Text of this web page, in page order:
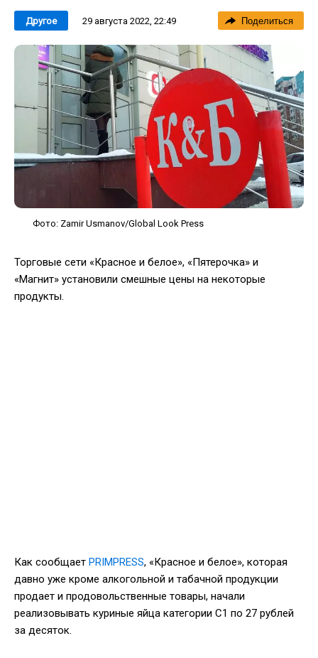
Другое 29 августа 2022, 22:49 Поделиться
Фото: Zamir Usmanov/Global Look Press
Торговые сети «Красное и белое», «Пятерочка» и
«Магнит» установили смешные цены на некоторые
продукты.
Как сообщает PRIMPRESS, «Красное и белое», которая
давно уже кроме алкогольной и табачной продукции
продает и продовольственные товары, начали
реализовывать куриные яйца категории С1 по 27 рублей
за десяток.